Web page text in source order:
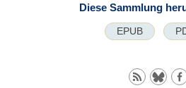
Diese Sammlung
EPUB